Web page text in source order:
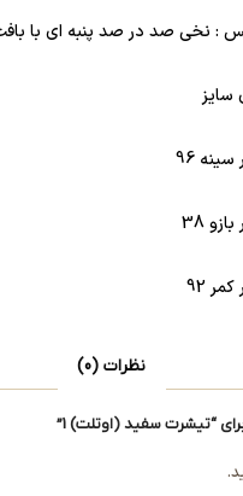
: نخی صد در صد پنبه ای با
سایز
96
38
92
نظرات (0)
“تیشرت سفید (اوتلت) 1”